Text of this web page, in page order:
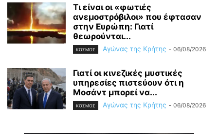
Τι είναι οι «φωτιές
ανεμοστρόβιλοι» που έφτασαν
στην Ευρώπη: Γιατί
θεωρούνται...
ΚΟΣΜΟΣ Αγώνας της Κρήτης - 06/08/2026
Γιατί οι κινεζικές μυστικές
υπηρεσίες πιστεύουν ότι η
Μοσάντ μπορεί να...
ΚΟΣΜΟΣ Αγώνας της Κρήτης - 06/08/2026